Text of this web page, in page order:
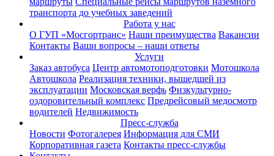
транспорта до учебных заведений
Работа у нас
О ГУП «Мосгортранс» Наши преимущества Вакансии
Контакты Ваши вопросы – наши ответы
Услуги
Заказ автобуса Центр автомотоподготовки Мотошкола
Автошкола Реализация техники, вышедшей из
эксплуатации Московская верфь Физкультурно-
оздоровительный комплекс Предрейсовый медосмотр
водителей Недвижимость
Пресс-служба
Новости Фотогалерея Информация для СМИ
Корпоративная газета Контакты пресс-службы